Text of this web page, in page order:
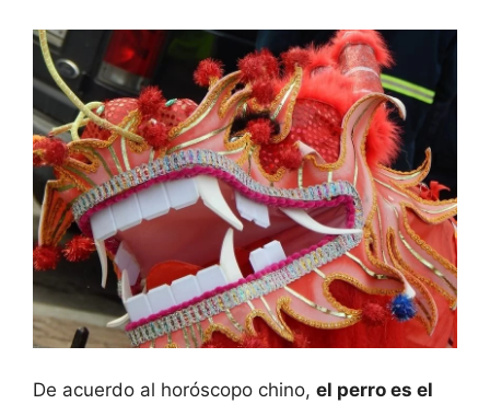
De acuerdo al horóscopo chino, el perro es el